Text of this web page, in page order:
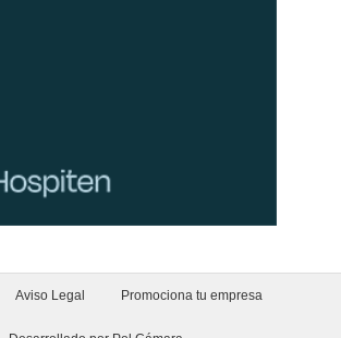
Aviso Legal Promociona tu empresa